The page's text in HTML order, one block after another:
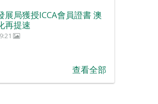
展局獲授ICCA會員證書 澳
再提速
查看全部